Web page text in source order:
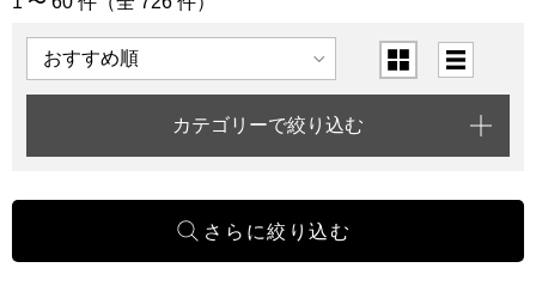
表示順 表示切替
カテゴリーで絞り込む